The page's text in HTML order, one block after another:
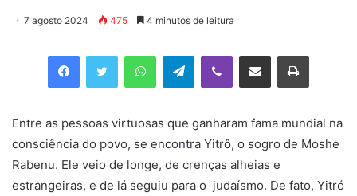
7 agosto 2024 475 4 minutos de leitura
FacebookTwitter WhatsAppTelegramViber Compartilhar via e-mail Imprimir
Entre as pessoas virtuosas que ganharam fama mundial na
consciência do povo, se encontra Yitrô, o sogro de Moshe
Rabenu. Ele veio de longe, de crenças alheias e
estrangeiras, e de lá seguiu para o judaísmo. De fato, Yitró